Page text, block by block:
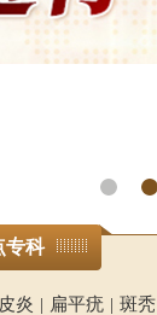
专科
皮炎 | 扁平疣 | 斑秃